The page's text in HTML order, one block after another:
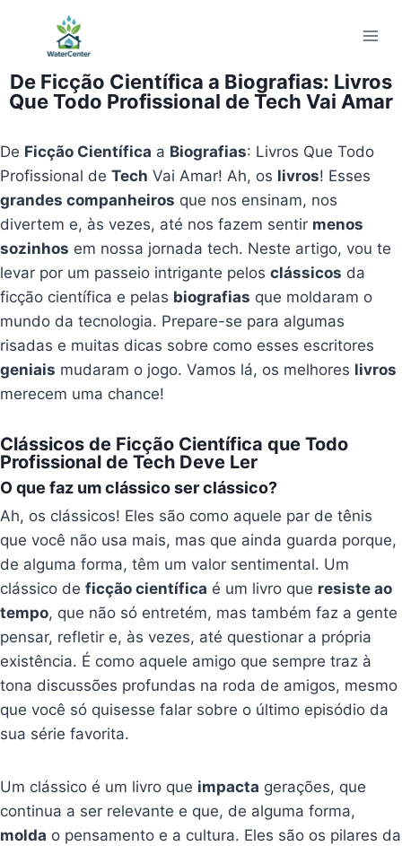
Conteúdo
De Ficção Científica a Biografias: Livros
Que Todo Profissional de Tech Vai Amar
De Ficção Científica a Biografias: Livros Que Todo
Profissional deTech Vai Amar! Ah, os livros! Esses
grandes companheiros que nos ensinam, nos
divertem e, às vezes, até nos fazem sentir menos
sozinhos em nossa jornada tech. Neste artigo, vou te
levar por um passeio intrigante pelosclássicos da
ficção científica e pelas biografias que moldaram o
mundo da tecnologia. Prepare-se para algumas
risadas e muitas dicas sobre como esses escritores
geniais mudaram o jogo. Vamos lá, os melhores livros
merecem uma chance!
Clássicos de Ficção Científica que Todo
Profissional de Tech Deve Ler
O que faz um clássico ser clássico?
Ah, os clássicos! Eles são como aquele par de tênis
que você não usa mais, mas que ainda guarda porque,
de alguma forma, têm um valor sentimental. Um
clássico deficção científica é um livro que resiste ao
tempo, que não só entretém, mas também faz a gente
pensar, refletir e, às vezes, até questionar a própria
existência. É como aquele amigo que sempre traz à
tona discussões profundas na roda de amigos, mesmo
que você só quisesse falar sobre o último episódio da
sua série favorita.
Um clássico é um livro que impacta gerações, que
continua a ser relevante e que, de alguma forma,
molda o pensamento e a cultura. Eles são os pilares da